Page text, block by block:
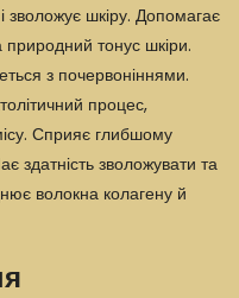
зволожує шкіру. Допомагає
природний тонус шкіри.
з почервоніннями.
процес,
Сприяє глибшому
здатність зволожувати та
волокна колагену й